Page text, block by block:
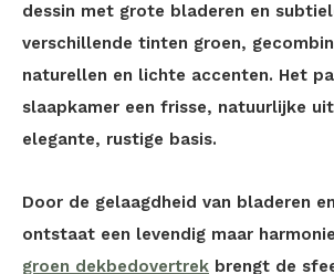
dessin met grote bladeren en
verschillende tinten groen,
naturellen en lichte accenten. Het
slaapkamer een frisse, natuurlijke
elegante, rustige basis.
Door de gelaagdheid van bladeren
ontstaat een levendig maar
groen dekbedovertrek brengt de